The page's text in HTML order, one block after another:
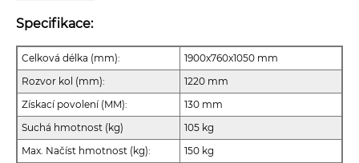
Specifikace:
Celková délka (mm):
1900x760x1050 mm
Rozvor kol (mm):
1220 mm
Získací povolení (MM):
130 mm
Suchá hmotnost (kg)
105 kg
Max. Načíst hmotnost (kg):
150 kg